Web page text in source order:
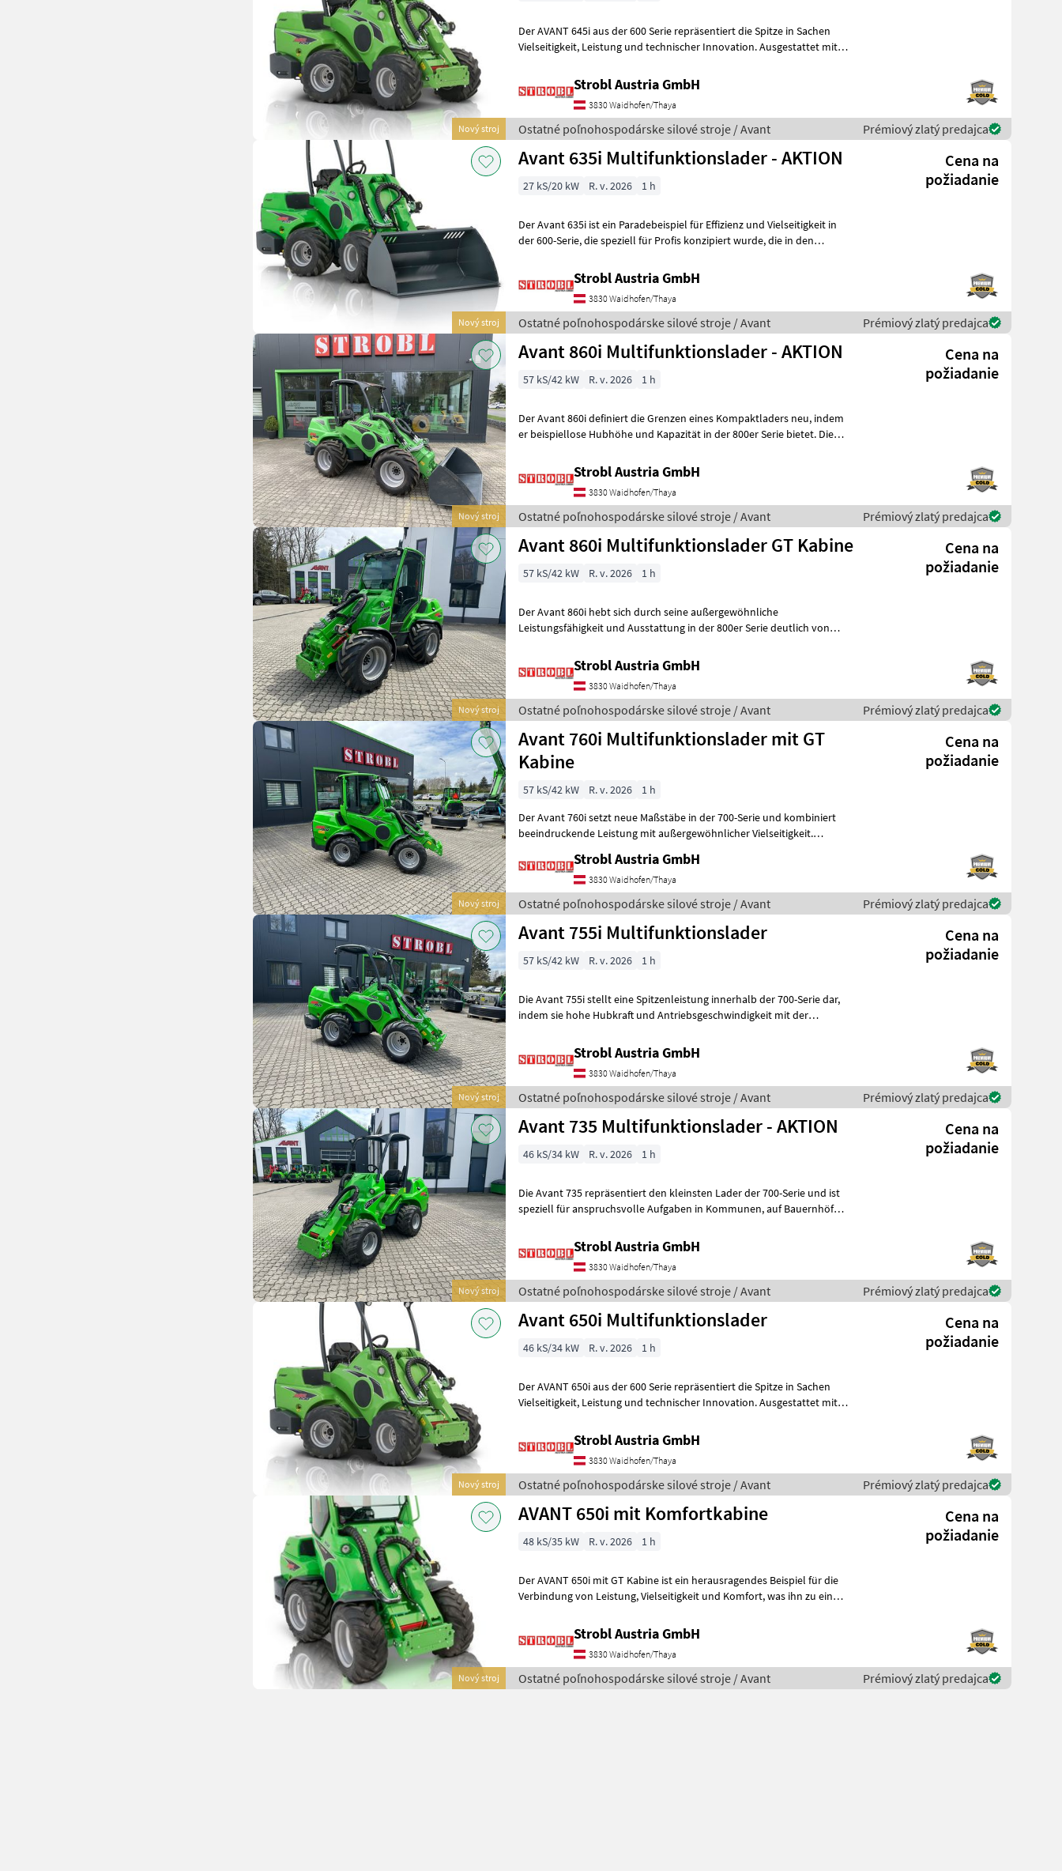
Nový stroj
Der AVANT 645i aus der 600 Serie repräsentiert die Spitze in Sachen
Vielseitigkeit, Leistung und technischer Innovation. Ausgestattet mit
Strobl Austria GmbH
3830 Waidhofen/Thaya
Ostatné poľnohospodárske silové stroje / Avant Prémiový zlatý predajca
Nový stroj
Avant 635i Multifunktionslader - AKTION
Cena na
požiadanie
27 kS/20 kW R. v. 2026 1 h
Der Avant 635i ist ein Paradebeispiel für Effizienz und Vielseitigkeit in
der 600-Serie, die speziell für Profis konzipiert wurde, die in den
Strobl Austria GmbH
3830 Waidhofen/Thaya
Ostatné poľnohospodárske silové stroje / Avant Prémiový zlatý predajca
Nový stroj
Avant 860i Multifunktionslader - AKTION
Cena na
požiadanie
57 kS/42 kW R. v. 2026 1 h
Der Avant 860i definiert die Grenzen eines Kompaktladers neu, indem
er beispiellose Hubhöhe und Kapazität in der 800er Serie bietet. Diese
Strobl Austria GmbH
3830 Waidhofen/Thaya
Ostatné poľnohospodárske silové stroje / Avant Prémiový zlatý predajca
Nový stroj
Avant 860i Multifunktionslader GT Kabine
Cena na
požiadanie
57 kS/42 kW R. v. 2026 1 h
Der Avant 860i hebt sich durch seine außergewöhnliche
Leistungsfähigkeit und Ausstattung in der 800er Serie deutlich von
Strobl Austria GmbH
3830 Waidhofen/Thaya
Ostatné poľnohospodárske silové stroje / Avant Prémiový zlatý predajca
Nový stroj
Avant 760i Multifunktionslader mit GT
Kabine
Cena na
požiadanie
57 kS/42 kW R. v. 2026
1 h
Der Avant 760i setzt neue Maßstäbe in der 700-Serie und kombiniert
beeindruckende Leistung mit außergewöhnlicher Vielseitigkeit.
Strobl Austria GmbH
3830 Waidhofen/Thaya
Ostatné poľnohospodárske silové stroje / Avant Prémiový zlatý predajca
Nový stroj
Avant 755i Multifunktionslader
Cena na
požiadanie
57 kS/42 kW R. v. 2026 1 h
Die Avant 755i stellt eine Spitzenleistung innerhalb der 700-Serie dar,
indem sie hohe Hubkraft und Antriebsgeschwindigkeit mit der
Strobl Austria GmbH
3830 Waidhofen/Thaya
Ostatné poľnohospodárske silové stroje / Avant Prémiový zlatý predajca
Nový stroj
Avant 735 Multifunktionslader - AKTION
Cena na
požiadanie
46 kS/34 kW R. v. 2026 1 h
Die Avant 735 repräsentiert den kleinsten Lader der 700-Serie und ist
speziell für anspruchsvolle Aufgaben in Kommunen, auf Bauernhöfen,
Strobl Austria GmbH
3830 Waidhofen/Thaya
Ostatné poľnohospodárske silové stroje / Avant Prémiový zlatý predajca
Nový stroj
Avant 650i Multifunktionslader
Cena na
požiadanie
46 kS/34 kW R. v. 2026 1 h
Der AVANT 650i aus der 600 Serie repräsentiert die Spitze in Sachen
Vielseitigkeit, Leistung und technischer Innovation. Ausgestattet mit
Strobl Austria GmbH
3830 Waidhofen/Thaya
Ostatné poľnohospodárske silové stroje / Avant Prémiový zlatý predajca
Nový stroj
AVANT 650i mit Komfortkabine
Cena na
požiadanie
48 kS/35 kW R. v. 2026 1 h
Der AVANT 650i mit GT Kabine ist ein herausragendes Beispiel für die
Verbindung von Leistung, Vielseitigkeit und Komfort, was ihn zu einem
Strobl Austria GmbH
3830 Waidhofen/Thaya
Ostatné poľnohospodárske silové stroje / Avant Prémiový zlatý predajca